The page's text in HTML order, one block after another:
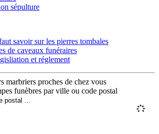
sépulture
savoir sur les pierres tombales
de caveaux funéraires
et réglement
marbriers proches de chez vous
funèbres par ville ou code postal